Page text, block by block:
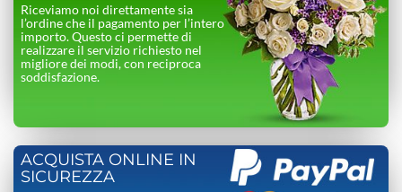
Riceviamo noi direttamente sia
l’ordine che il pagamento per l’intero
importo. Questo ci permette di
realizzare il servizio richiesto nel
migliore dei modi, con reciproca
soddisfazione.
ACQUISTA ONLINE IN
SICUREZZA